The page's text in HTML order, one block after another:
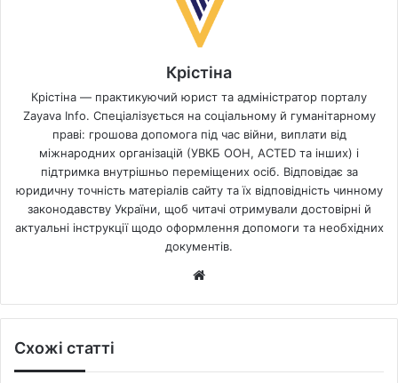
Крістіна
Крістіна — практикуючий юрист та адміністратор порталу
Zayava Info. Спеціалізується на соціальному й гуманітарному
праві: грошова допомога під час війни, виплати від
міжнародних організацій (УВКБ ООН, ACTED та інших) і
підтримка внутрішньо переміщених осіб. Відповідає за
юридичну точність матеріалів сайту та їх відповідність чинному
законодавству України, щоб читачі отримували достовірні й
актуальні інструкції щодо оформлення допомоги та необхідних
документів.
Схожі статті